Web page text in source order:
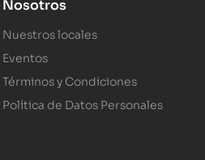
Nosotros
Nuestros locales
Eventos
Términos y Condiciones
Política de Datos Personales